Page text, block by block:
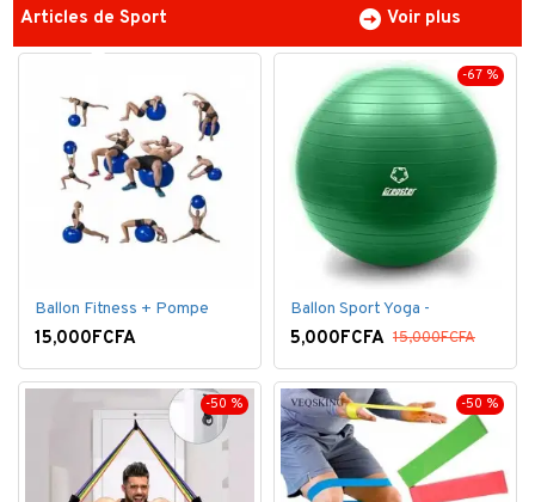
Articles de Sport Voir plus
Ballon Fitness + Pompe
15,000FCFA
-67 %
Ballon Sport Yoga -
5,000FCFA 15,000FCFA
-50 % -50 %